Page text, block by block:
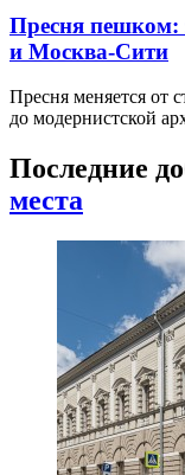
Пресня пешком:
и Москва-Сити
Пресня меняется от
до модернистской
Последние
места